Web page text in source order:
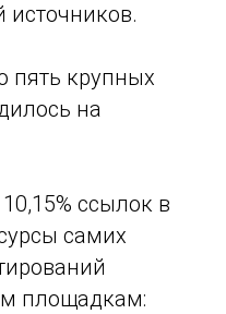
пять крупных
на
ссылок в
самих
площадкам: